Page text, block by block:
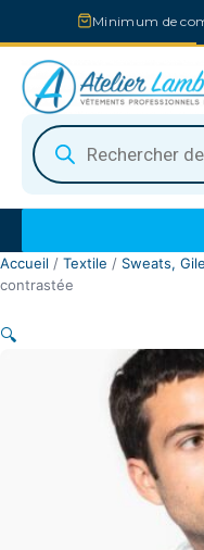
au
contenu
Minimum de
Recherche
de
produits
Accueil / Textile / Sweats,
contrastée
🔍